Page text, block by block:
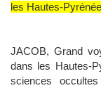
les Hautes-
JACOB, Grand
dans les Hautes-
sciences